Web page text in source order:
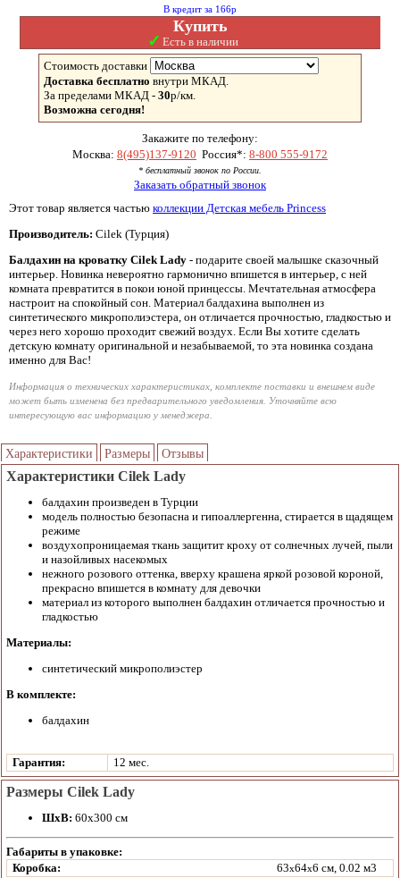
В кредит за 166р
Купить
✓ Есть в наличии
Стоимость доставки
Доставка бесплатно внутри МКАД.
За пределами МКАД - 30р/км.
Возможна сегодня!
Закажите по телефону:
Москва: 8(495)137-9120 Россия*: 8-800 555-9172
* бесплатный звонок по России.
Заказать обратный звонок
Этот товар является частью коллекции Детская мебель Princess
Производитель: Cilek (Турция)
Балдахин на кроватку Cilek Lady - подарите своей малышке сказочный
интерьер. Новинка невероятно гармонично впишется в интерьер, с ней
комната превратится в покои юной принцессы. Мечтательная атмосфера
настроит на спокойный сон. Материал балдахина выполнен из
синтетического микрополиэстера, он отличается прочностью, гладкостью и
через него хорошо проходит свежий воздух. Если Вы хотите сделать
детскую комнату оригинальной и незабываемой, то эта новинка создана
именно для Вас!
Информация о технических характеристиках, комплекте поставки и внешнем виде
может быть изменена без предварительного уведомления. Уточняйте всю
интересующую вас информацию у менеджера.
Характеристики Размеры Отзывы
Характеристики Cilek Lady
балдахин произведен в Турции
модель полностью безопасна и гипоаллергенна, стирается в щадящем
режиме
воздухопроницаемая ткань защитит кроху от солнечных лучей, пыли
и назойливых насекомых
нежного розового оттенка, вверху крашена яркой розовой короной,
прекрасно впишется в комнату для девочки
материал из которого выполнен балдахин отличается прочностью и
гладкостью
Материалы:
синтетический микрополиэстер
В комплекте:
балдахин
Гарантия: 12 мес.
Размеры Cilek Lady
ШхВ: 60х300 см
Габариты в упаковке:
Коробка:
63x64x6 см, 0.02 м3